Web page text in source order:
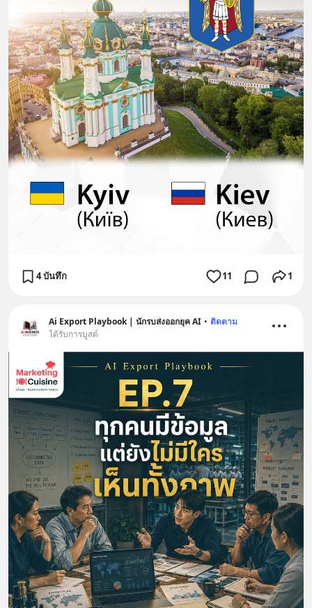
4 บันทึก 11 1
Ai Export Playbook | นักรบส่งออกยุค AI • ติดตาม
ได้รับการบูสต์